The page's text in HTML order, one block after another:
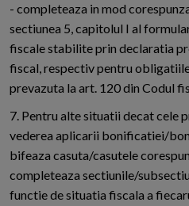
- completeaza in mod
sectiunea 5, capitolul I al
fiscale stabilite prin declaratia
fiscal, respectiv pentru
prevazuta la art. 120 din Codul
7. Pentru alte situatii decat cele
vederea aplicarii bonificatiei/
bifeaza casuta/casutele
completeaza sectiunile/
functie de situatia fiscala a